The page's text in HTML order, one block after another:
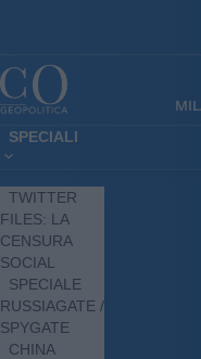
SPECIALI
TWITTER
FILES: LA
CENSURA
SOCIAL
SPECIALE
RUSSIAGATE /
SPYGATE
CHINA